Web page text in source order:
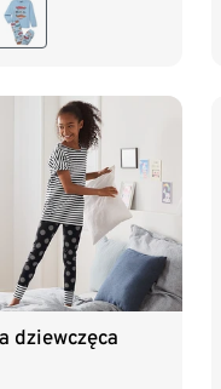
dziewczęca